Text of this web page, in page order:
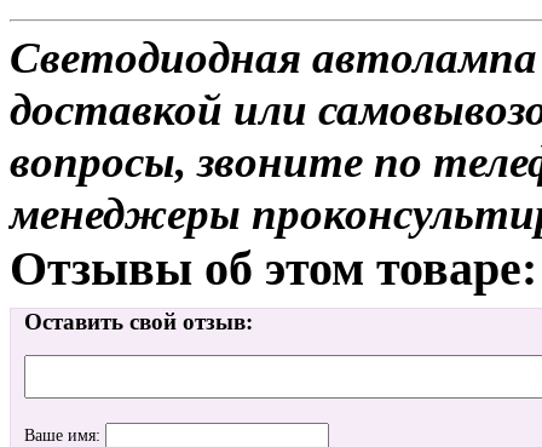
Светодиодная
доставкой или
вопросы, звоните по
менеджеры
Отзывы об этом товаре:
Оставить свой отзыв:
Ваше имя: